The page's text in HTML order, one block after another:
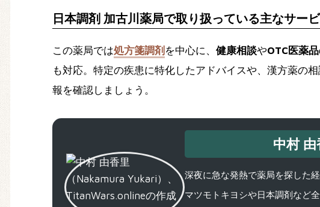
日本調剤 加古川薬局で取り扱っている主なサー
この薬局では処方箋調剤 を中心に、 健康相談やOTC医薬
も対応。特定の疾患に特化したアドバイスや、漢方薬の
報を確認しましょう。
中村
深夜に急な発熱で薬局を探した
マツモトキヨシや日本調剤など